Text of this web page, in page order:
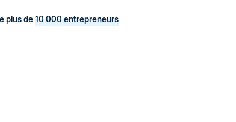
plus de10 000 entrepreneurs